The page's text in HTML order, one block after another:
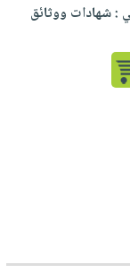
: شهادات ووثائق